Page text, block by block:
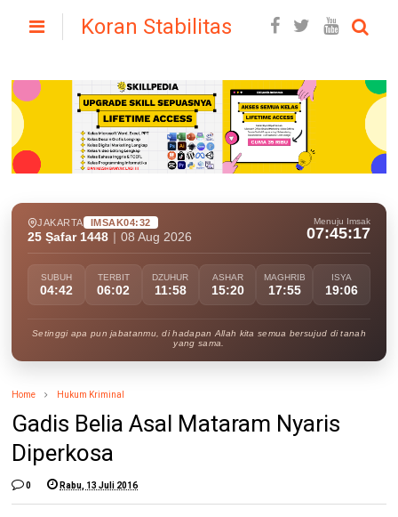
Koran Stabilitas
JAKARTA IMSAK04:32
25 Ṣafar 1448 08 Aug 2026
Menuju Imsak
07:45:16
SUBUH
04:42
TERBIT
06:02
DZUHUR
11:58
ASHAR
15:20
MAGHRIB
17:55
ISYA
19:06
Setinggi apa pun jabatanmu, di hadapan Allah kita semua bersujud di tanah
yang sama.
Home Hukum Kriminal
Gadis Belia Asal Mataram Nyaris
Diperkosa
0 Rabu, 13 Juli 2016